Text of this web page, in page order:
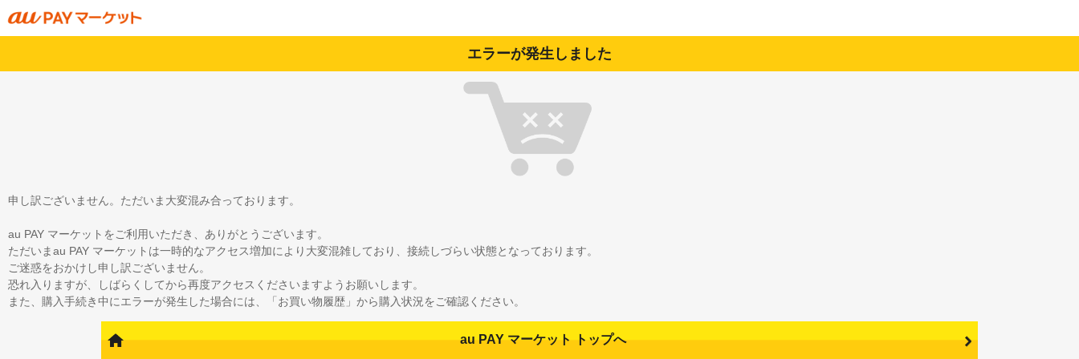
エラーが発生しました
申し訳ございません。ただいま大変混み合っております。
au PAY マーケットをご利用いただき、ありがとうございます。
ただいまau PAY マーケットは一時的なアクセス増加により大変混雑しており、接続しづらい状態となっております。
ご迷惑をおかけし申し訳ございません。
恐れ入りますが、しばらくしてから再度アクセスくださいますようお願いします。
また、購入手続き中にエラーが発生した場合には、「お買い物履歴」から購入状況をご確認ください。
au PAY マーケット トップへ